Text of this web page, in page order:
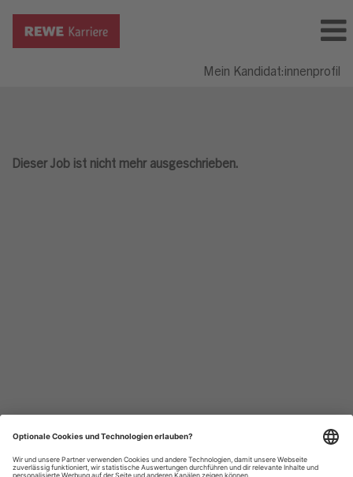
Mein Kandidat:innenprofil
Dieser Job ist nicht mehr ausgeschrieben.
Datenschutzhinweise